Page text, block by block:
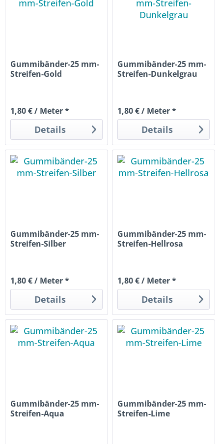
Gummibänder-25 mm-
Streifen-Gold
1,80 € / Meter *
Details
Gummibänder-25 mm-
Streifen-Dunkelgrau
1,80 € / Meter *
Details
Gummibänder-25 mm-
Streifen-Silber
1,80 € / Meter *
Details
Gummibänder-25 mm-
Streifen-Hellrosa
1,80 € / Meter *
Details
Gummibänder-25 mm-
Streifen-Aqua
Gummibänder-25 mm-
Streifen-Lime